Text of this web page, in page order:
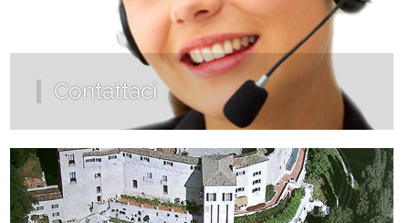
Contattaci